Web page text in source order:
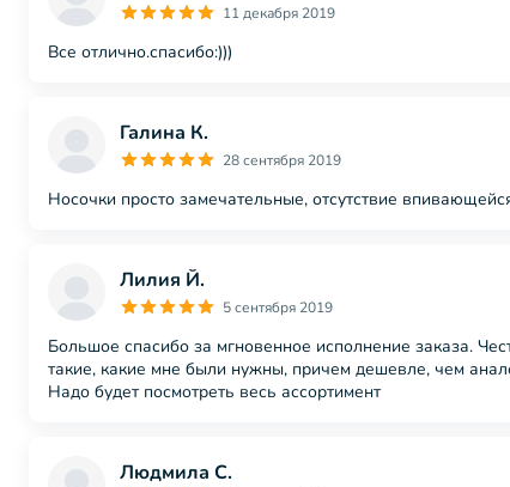
11 декабря 2019
Все отлично.спасибо:)))
Галина К.
28 сентября 2019
Носочки просто замечательные, отсутствие
Лилия Й.
5 сентября 2019
Большое спасибо за мгновенное исполнение заказа.
такие, какие мне были нужны, причем дешевле, чем
Надо будет посмотреть весь ассортимент
Людмила С.